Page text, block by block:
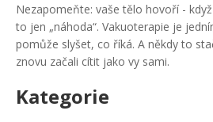
Nezapomeňte: vaše tělo hovoří -
to jen „náhoda“. Vakuoterapie je
pomůže slyšet, co říká. A někdy to
znovu začali cítit jako vy sami.
Kategorie